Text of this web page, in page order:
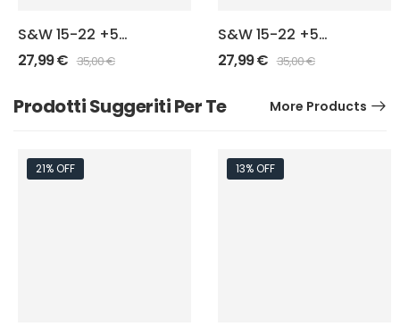
S&W 15-22 +5
Squad Estensione
caricatore
27,99€ 35,00€
S&W 15-22 +5
Warrior Estensione
caricatore – Black
27,99€ 35,00€
Prodotti Suggeriti Per Te More Products
21% OFF 13% OFF